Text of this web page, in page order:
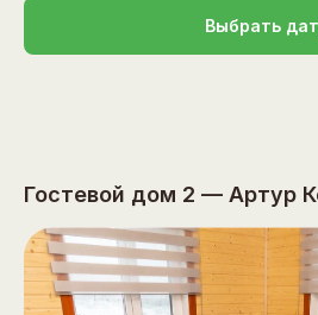
Выбрать
Гостевой дом 2 — Артур